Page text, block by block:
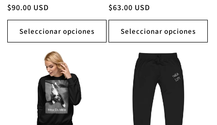
Precio
habitual
$90.00 USD
Seleccionar opciones
Precio
habitual
$63.00 USD
Seleccionar opciones